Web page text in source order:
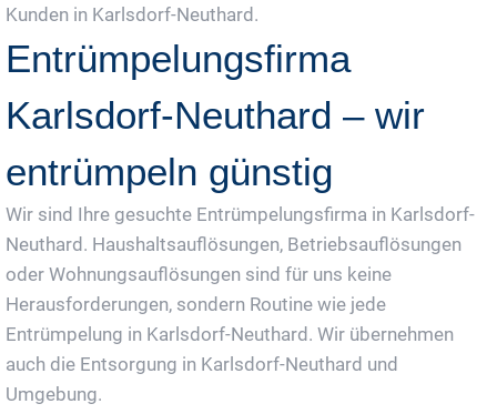
Kunden in Karlsdorf-Neuthard.
Entrümpelungsfirma
Karlsdorf-Neuthard – wir
entrümpeln günstig
Wir sind Ihre gesuchte Entrümpelungsfirma in Karlsdorf-
Neuthard. Haushaltsauflösungen, Betriebsauflösungen
oder Wohnungsauflösungen sind für uns keine
Herausforderungen, sondern Routine wie jede
Entrümpelung in Karlsdorf-Neuthard. Wir übernehmen
auch die Entsorgung in Karlsdorf-Neuthard und
Umgebung.